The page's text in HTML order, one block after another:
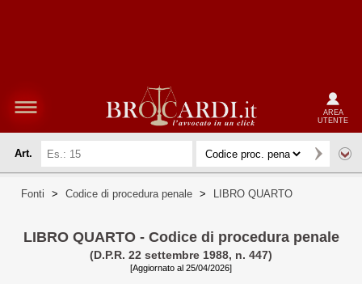
AREA
UTENTE
Art.
Fonti > Codice di procedura penale > LIBRO QUARTO
LIBRO QUARTO - Codice di procedura penale
(D.P.R. 22 settembre 1988, n. 447)
[Aggiornato al 25/04/2026]